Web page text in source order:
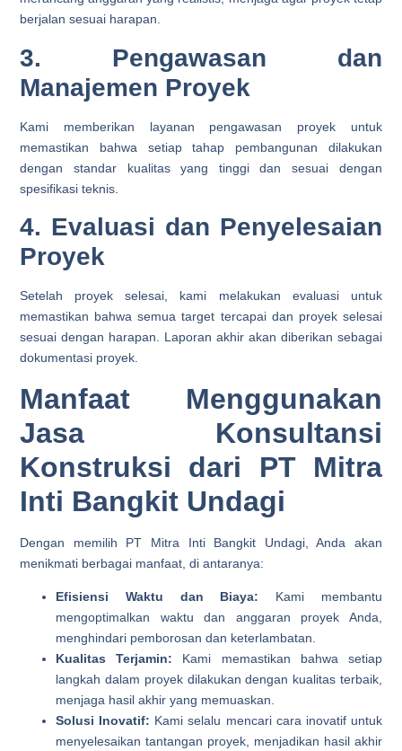
berjalan sesuai harapan.
3. Pengawasan dan
Manajemen Proyek
Kami memberikan layanan pengawasan proyek untuk
memastikan bahwa setiap tahap pembangunan dilakukan
dengan standar kualitas yang tinggi dan sesuai dengan
spesifikasi teknis.
4. Evaluasi dan Penyelesaian
Proyek
Setelah proyek selesai, kami melakukan evaluasi untuk
memastikan bahwa semua target tercapai dan proyek selesai
sesuai dengan harapan. Laporan akhir akan diberikan sebagai
dokumentasi proyek.
Manfaat Menggunakan
Jasa Konsultansi
Konstruksi dari PT Mitra
Inti Bangkit Undagi
Dengan memilih PT Mitra Inti Bangkit Undagi, Anda akan
menikmati berbagai manfaat, di antaranya:
Efisiensi Waktu dan Biaya: Kami membantu
mengoptimalkan waktu dan anggaran proyek Anda,
menghindari pemborosan dan keterlambatan.
Kualitas Terjamin: Kami memastikan bahwa setiap
langkah dalam proyek dilakukan dengan kualitas terbaik,
menjaga hasil akhir yang memuaskan.
Solusi Inovatif: Kami selalu mencari cara inovatif untuk
menyelesaikan tantangan proyek, menjadikan hasil akhir